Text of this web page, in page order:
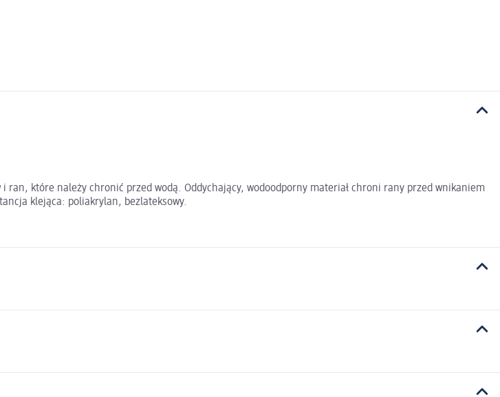
które należy chronić przed wodą. Oddychający, wodoodporny materiał chroni rany przed wnikaniem
klejąca: poliakrylan, bezlateksowy.